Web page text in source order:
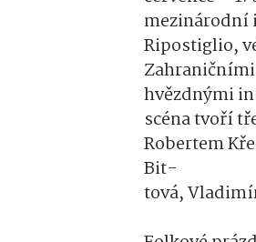
mezinárodní
Ripostiglio,
hvězdnými
scéna tvoří
Robertem
Bit-
tová,